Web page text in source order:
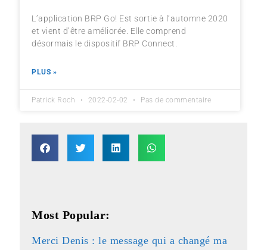
L’application BRP Go! Est sortie à l’automne 2020
et vient d’être améliorée. Elle comprend
désormais le dispositif BRP Connect.
PLUS »
Patrick Roch 2022-02-02 Pas de commentaire
Most Popular:
Merci Denis : le message qui a changé ma